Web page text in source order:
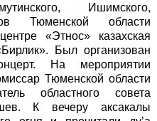
Ишимского,
Тюменской области
«Этнос» казахская
Был организован
На мероприятии
Тюменской области
областного совета
К вечеру аксакалы